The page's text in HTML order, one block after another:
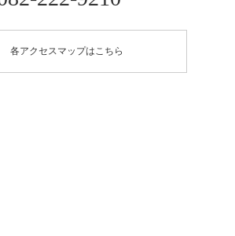
各アクセスマップはこちら